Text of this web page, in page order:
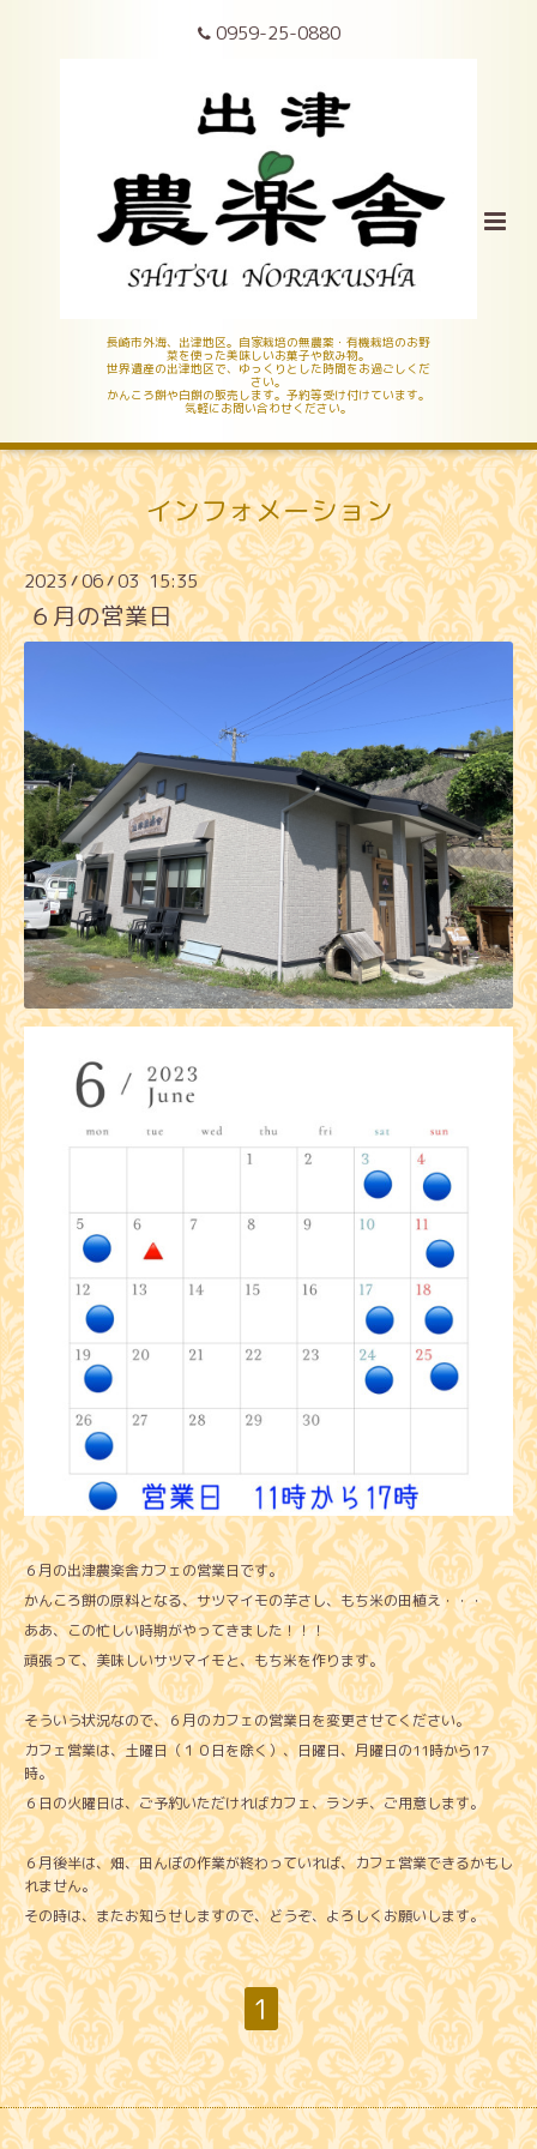
0959-25-0880
長崎市外海、出津地区。自家栽培の無農薬・有機栽培のお野
菜を使った美味しいお菓子や飲み物。
世界遺産の出津地区で、ゆっくりとした時間をお過ごしくだ
さい。
かんころ餅や白餅の販売します。予約等受け付けています。
気軽にお問い合わせください。
インフォメーション
2023/06/03 15:35
６月の営業日
６月の出津農楽舎カフェの営業日です。
かんころ餅の原料となる、サツマイモの芋さし、もち米の田植え・・・
ああ、この忙しい時期がやってきました！！！
頑張って、美味しいサツマイモと、もち米を作ります。
そういう状況なので、６月のカフェの営業日を変更させてください。
カフェ営業は、土曜日（１０日を除く）、日曜日、月曜日の11時から17
時。
６日の火曜日は、ご予約いただければカフェ、ランチ、ご用意します。
６月後半は、畑、田んぼの作業が終わっていれば、カフェ営業できるかもし
れません。
その時は、またお知らせしますので、どうぞ、よろしくお願いします。
1